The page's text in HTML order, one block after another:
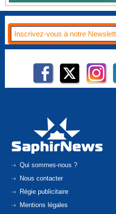
Qui sommes-nous ?
Nous contacter
Régie publicitaire
Mentions légales